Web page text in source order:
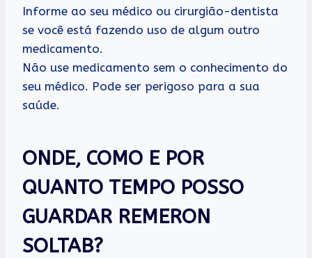
Informe ao seu médico ou cirurgião-dentista
se você está fazendo uso de algum outro
medicamento.
Não use medicamento sem o conhecimento do
seu médico. Pode ser perigoso para a sua
saúde.
ONDE, COMO E POR
QUANTO TEMPO POSSO
GUARDAR REMERON
SOLTAB?